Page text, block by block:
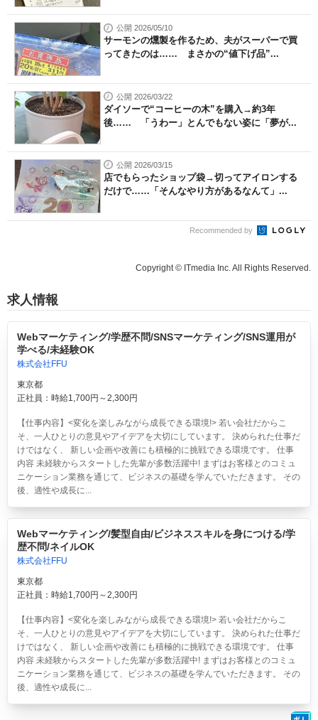
公開 2026/05/10
サーモンの燻製を作るため、夫がスーパーで買
ってきたのは…… まさかの“値下げ品”...
公開 2026/03/22
ダイソーで“コーヒーの木”を購入→約3年
後…… 「うわー」とんでもない姿に「夢が...
公開 2026/03/15
店でもらったショップ袋→切ってアイロンする
だけで……「そんなやり方があるなんて」...
Recommended by
Copyright © ITmedia Inc. All Rights Reserved.
求人情報
Webマーケティング/学歴不問/SNSマーケティング/SNS運用が
学べる/未経験OK
株式会社FFU
東京都
正社員：時給1,700円～2,300円
【仕事内容】<変化を楽しみながら成長できる環境!> 若い会社だからこ
そ、一人ひとりの意見やアイデアを大切にしています。 決められた仕事だ
けではなく、 新しい企画や改善にも積極的に挑戦できる環境です。 仕事
内容 未経験からスタートした先輩が多数活躍中! まずはお客様とのコミュ
ニケーション業務を通じて、ビジネスの基礎を学んでいただきます。 その
後、適性や成長に...
Webマーケティング/髪型自由/ビジネススキルを身につける/学
歴不問/ネイルOK
株式会社FFU
東京都
正社員：時給1,700円～2,300円
【仕事内容】<変化を楽しみながら成長できる環境!> 若い会社だからこ
そ、一人ひとりの意見やアイデアを大切にしています。 決められた仕事だ
けではなく、 新しい企画や改善にも積極的に挑戦できる環境です。 仕事
内容 未経験からスタートした先輩が多数活躍中! まずはお客様とのコミュ
ニケーション業務を通じて、ビジネスの基礎を学んでいただきます。 その
後、適性や成長に...